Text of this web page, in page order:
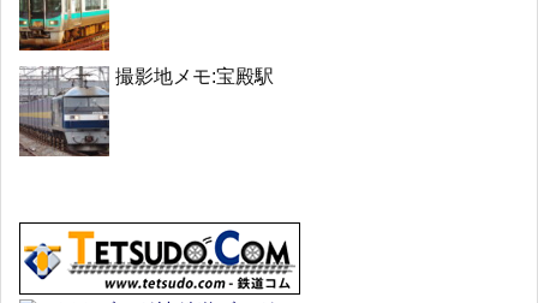
撮影地メモ:宝殿駅